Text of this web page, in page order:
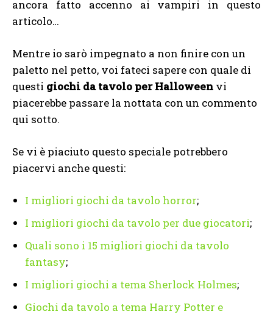
ancora fatto accenno ai vampiri in questo
articolo…
Mentre io sarò impegnato a non finire con un
paletto nel petto, voi fateci sapere con quale di
questi giochi da tavolo per Halloween vi
piacerebbe passare la nottata con un commento
qui sotto.
Se vi è piaciuto questo speciale potrebbero
piacervi anche questi:
I migliori giochi da tavolo horror;
I migliori giochi da tavolo per due giocatori;
Quali sono i 15 migliori giochi da tavolo
fantasy;
I migliori giochi a tema Sherlock Holmes;
Giochi da tavolo a tema Harry Potter e